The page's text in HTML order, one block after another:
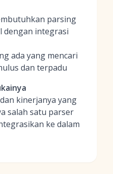
parsing
dengan integrasi
ada yang mencari
dan terpadu
kinerjanya yang
salah satu parser
ke dalam